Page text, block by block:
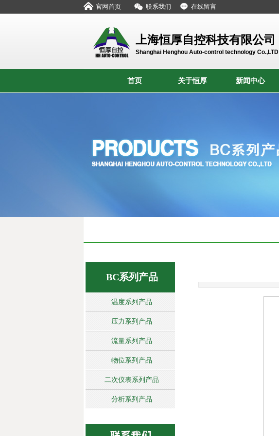
在线留言
联系我们
官网首页
上海恒厚自控科技有限公司
Shanghai Henghou Auto-control technology Co.,LTD
首页 关于恒厚 新闻中心
BC系列产品
温度系列产品
压力系列产品
流量系列产品
物位系列产品
二次仪表系列产品
分析系列产品